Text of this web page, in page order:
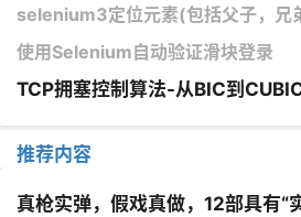
selenium3定位元素(包括父子，兄
使用Selenium自动验证滑块登录
TCP拥塞控制算法-从BIC到
推荐内容
真枪实弹，假戏真做，12部具有“